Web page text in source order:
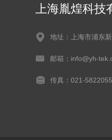
上海胤煌科技
地址：上海市浦东
邮箱：info@yh-
传真：021-